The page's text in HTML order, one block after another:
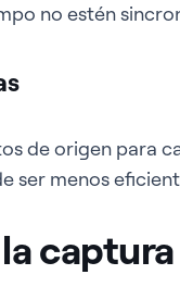
no estén
de origen para
ser menos